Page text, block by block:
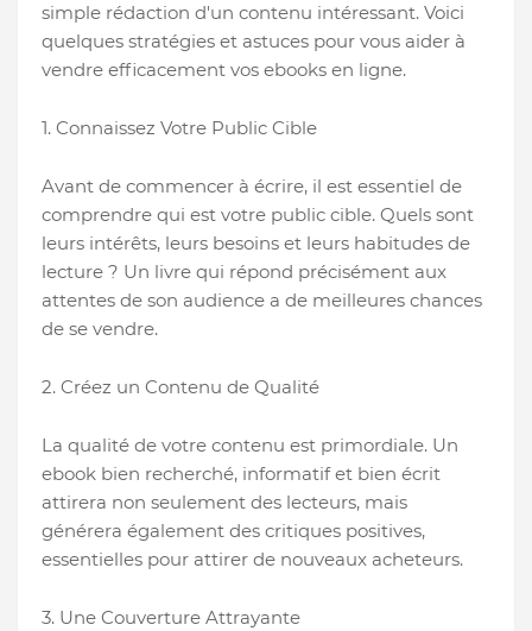
simple rédaction d'un contenu intéressant. Voici
quelques stratégies et astuces pour vous aider à
vendre efficacement vos ebooks en ligne.
1. Connaissez Votre Public Cible
Avant de commencer à écrire, il est essentiel de
comprendre qui est votre public cible. Quels sont
leurs intérêts, leurs besoins et leurs habitudes de
lecture ? Un livre qui répond précisément aux
attentes de son audience a de meilleures chances
de se vendre.
2. Créez un Contenu de Qualité
La qualité de votre contenu est primordiale. Un
ebook bien recherché, informatif et bien écrit
attirera non seulement des lecteurs, mais
générera également des critiques positives,
essentielles pour attirer de nouveaux acheteurs.
3. Une Couverture Attrayante